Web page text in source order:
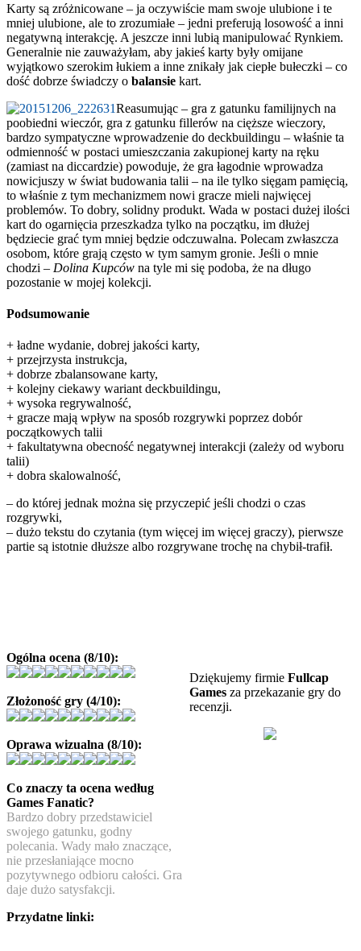
Karty są zróżnicowane – ja oczywiście mam swoje ulubione i te
mniej ulubione, ale to zrozumiałe – jedni preferują losowość a inni
negatywną interakcję. A jeszcze inni lubią manipulować Rynkiem.
Generalnie nie zauważyłam, aby jakieś karty były omijane
wyjątkowo szerokim łukiem a inne znikały jak ciepłe bułeczki – co
dość dobrze świadczy o balansie kart.
Reasumując – gra z gatunku familijnych na
poobiedni wieczór, gra z gatunku fillerów na cięższe wieczory,
bardzo sympatyczne wprowadzenie do deckbuildingu – właśnie ta
odmienność w postaci umieszczania zakupionej karty na ręku
(zamiast na diccardzie) powoduje, że gra łagodnie wprowadza
nowicjuszy w świat budowania talii – na ile tylko sięgam pamięcią,
to właśnie z tym mechanizmem nowi gracze mieli najwięcej
problemów. To dobry, solidny produkt. Wada w postaci dużej ilości
kart do ogarnięcia przeszkadza tylko na początku, im dłużej
będziecie grać tym mniej będzie odczuwalna. Polecam zwłaszcza
osobom, które grają często w tym samym gronie. Jeśli o mnie
chodzi – Dolina Kupców na tyle mi się podoba, że na długo
pozostanie w mojej kolekcji.
Podsumowanie
+ ładne wydanie, dobrej jakości karty,
+ przejrzysta instrukcja,
+ dobrze zbalansowane karty,
+ kolejny ciekawy wariant deckbuildingu,
+ wysoka regrywalność,
+ gracze mają wpływ na sposób rozgrywki poprzez dobór
początkowych talii
+ fakultatywna obecność negatywnej interakcji (zależy od wyboru
talii)
+ dobra skalowalność,
– do której jednak można się przyczepić jeśli chodzi o czas
rozgrywki,
– dużo tekstu do czytania (tym więcej im więcej graczy), pierwsze
partie są istotnie dłuższe albo rozgrywane trochę na chybił-trafił.
Dziękujemy firmie Fullcap
Games za przekazanie gry do
recenzji.
Ogólna ocena (8/10):
Złożoność gry (4/10):
Oprawa wizualna (8/10):
Co znaczy ta ocena według
Games Fanatic?
Bardzo dobry przedstawiciel
swojego gatunku, godny
polecania. Wady mało znaczące,
nie przesłaniające mocno
pozytywnego odbioru całości. Gra
daje dużo satysfakcji.
Przydatne linki: